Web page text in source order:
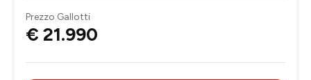
Prezzo Gallotti
€ 21.990